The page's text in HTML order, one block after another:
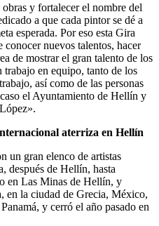
y fortalecer el nombre del
a que cada pintor se dé a
esperada. Por eso esta Gira
nuevos talentos, hacer
de mostrar el gran talento de los
trabajo en equipo, tanto de los
así como de las personas
el Ayuntamiento de Hellín y
aterriza en Hellín
un gran elenco de artistas
después de Hellín, hasta
en Las Minas de Hellín, y
en la ciudad de Grecia, México,
y cerró el año pasado en